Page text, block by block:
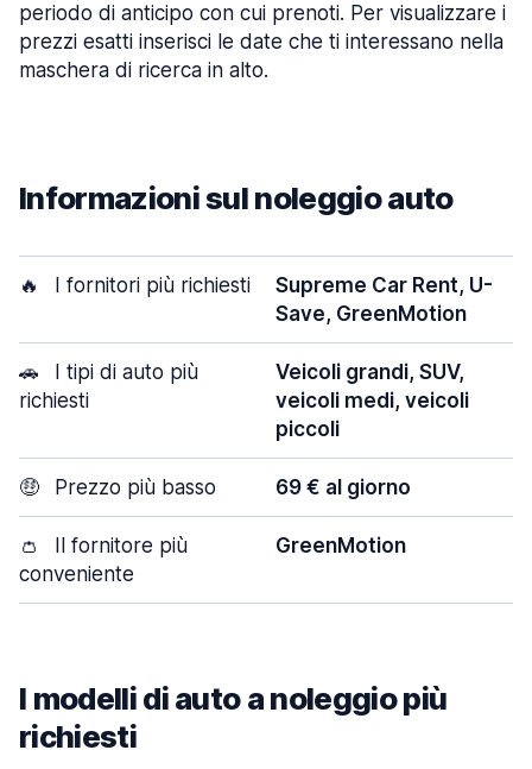
periodo di anticipo con cui prenoti. Per visualizzare i
prezzi esatti inserisci le date che ti interessano nella
maschera di ricerca in alto.
Informazioni sul noleggio auto
🔥 I fornitori più richiesti
Supreme Car Rent, U-
Save, GreenMotion
🚗
I tipi di auto più
richiesti
Veicoli grandi, SUV,
veicoli medi, veicoli
piccoli
🤑 Prezzo più basso 69 € al giorno
👛
Il fornitore più
conveniente
GreenMotion
I modelli di auto a noleggio più
richiesti